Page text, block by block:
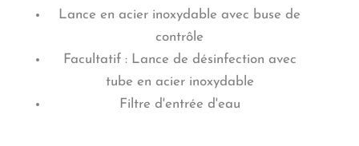
Lance en acier inoxydable avec buse de
contrôle
Facultatif : Lance de désinfection avec
tube en acier inoxydable
Filtre d'entrée d'eau